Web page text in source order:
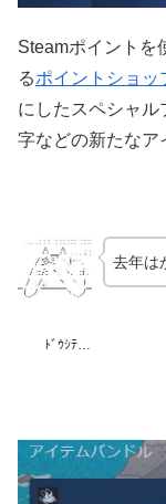
Steamポイントを
るポイントショッ
にしたスペシャル
字などの新たなア
去年は
ﾄﾞｳｼﾃ…